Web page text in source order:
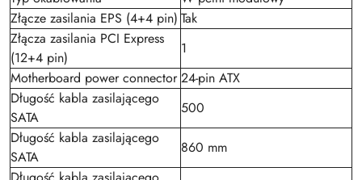
Złącze zasilania EPS (4+4 pin) Tak
Złącza zasilania PCI Express
(12+4 pin)
1
Motherboard power connector 24-pin ATX
Długość kabla zasilającego
SATA
500
Długość kabla zasilającego
SATA
860 mm